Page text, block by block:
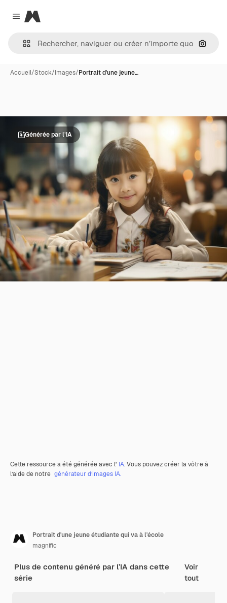
Close menu
Magnific
Accueil/Stock/Images/Portrait d'une jeune…
Générée par l’IA
Cette ressource a été générée avec l’ IA. Vous pouvez créer la vôtre à
l’aide de notre générateur d’images IA.
Portrait d'une jeune étudiante qui va à l'école
magnific
Plus de contenu généré par l’IA dans cette
série
Voir
tout